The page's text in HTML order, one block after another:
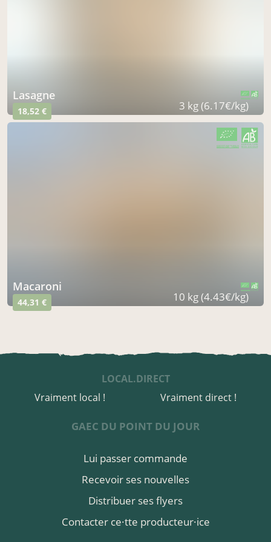
lasagne
18,52 € 3 kg (6.17€/kg)
macaroni
44,31 € 10 kg (4.43€/kg)
CERTIFIÉ PAR FR-BIO-10
AGRICULTURE FRANCE
LOCAL.DIRECT
Vraiment local !
Vraiment direct !
GAEC DU POINT DU JOUR
Lui passer commande
Recevoir ses nouvelles
Distribuer ses flyers
Contacter ce·tte producteur·ice